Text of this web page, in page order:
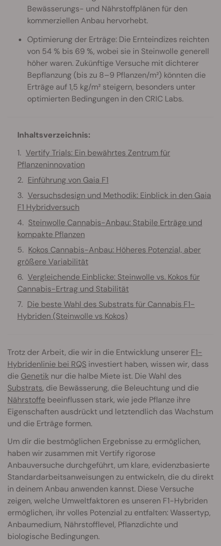
Bewässerungs- und Nährstoffplänen für den
kommerziellen Anbau hervorhebt.
Optimierung der Erträge: Die Ernteindizes reichten
von 54 % bis 69 %, wobei sie in Steinwolle generell
höher waren. Zukünftige Versuche mit dichterer
Bepflanzung (bis zu 8–9 Pflanzen/m²) könnten die
Erträge auf 1,5 kg/m² steigern, besonders unter
optimierten Bedingungen in den CRIC Labs.
Inhaltsverzeichnis:
Vertify Trials: Ein bewährtes Zentrum für
Pflanzeninnovation
Einführung von Gaia F1
Versuchsdesign und Methodik: Einblick in den Gaia
F1 Hybridversuch
Steinwolle Cannabis-Anbau: Stabile Erträge und
kompakte Pflanzen
Kokos Cannabis-Anbau: Höheres Potenzial, aber
größere Variabilität
Vergleichende Einblicke: Steinwolle vs. Kokos für
Cannabis-Ertrag und Stabilität
Die beste Wahl des Substrats für Cannabis F1-
Hybriden (Steinwolle vs Kokos)
Trotz der Arbeit, die wir in die Entwicklung unserer F1-
Hybridenlinie bei RQS investiert haben, wissen wir, dass
die Genetik nur die halbe Miete ist. Die Wahl des
Substrats, die Bewässerung, die Beleuchtung und die
Nährstoffe beeinflussen stark, wie jede Pflanze ihre
Eigenschaften ausdrückt und letztendlich das Wachstum
und die Erträge formen.
Um dir die bestmöglichen Ergebnisse zu ermöglichen,
haben wir zusammen mit Vertify rigorose
Anbauversuche durchgeführt, um klare, evidenzbasierte
Standardarbeitsanweisungen zu entwickeln, die du direkt
in deinem Anbau anwenden kannst. Diese Versuche
zeigen, welche Umweltfaktoren es unseren F1-Hybriden
ermöglichen, ihr volles Potenzial zu entfalten: Wassertyp,
Anbaumedium, Nährstofflevel, Pflanzdichte und
biologische Bedingungen.